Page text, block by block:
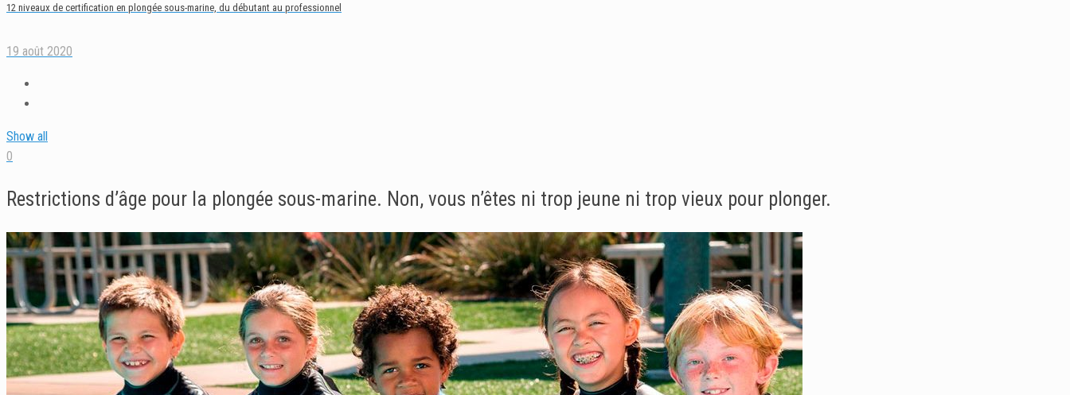
12 niveaux de certification en plongée sous-marine, du débutant au professionnel
19 août 2020
Show all
0
Restrictions d’âge pour la plongée sous-marine. Non, vous n’êtes ni trop jeune ni trop vieux pour plonger.